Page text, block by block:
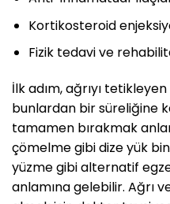
Kortikosteroid
Fizik tedavi ve
İlk adım, ağrıyı
bunlardan bir süreliğine
tamamen bırakmak
çömelme gibi dize yük
yüzme gibi alternatif
anlamına gelebilir. Ağrı